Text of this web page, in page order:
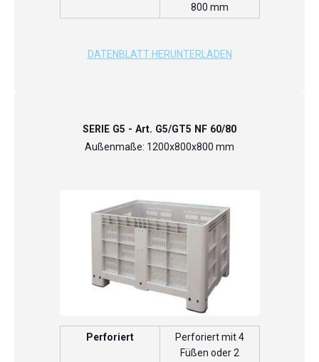
800 mm
DATENBLATT HERUNTERLADEN
SERIE G5 - Art. G5/GT5 NF 60/80
Außenmaße: 1200x800x800 mm
Perforiert
Perforiert mit 4
Füßen oder 2